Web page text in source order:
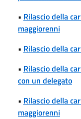
• Rilascio della
maggiorenni
• Rilascio della
• Rilascio della
con un delegato
• Rilascio della
maggiorenni